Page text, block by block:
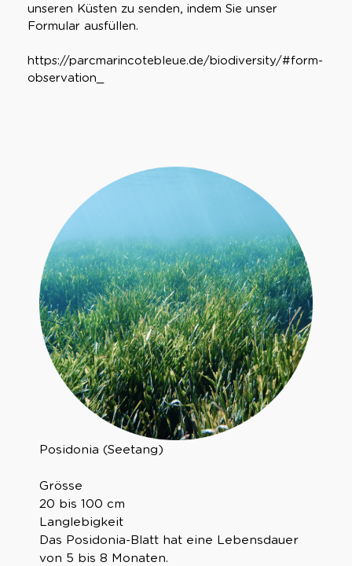
unseren Küsten zu senden, indem Sie unser
Formular ausfüllen.
https://parcmarincotebleue.de/biodiversity/#form-
observation_
Posidonia (Seetang)
Grösse
20 bis 100 cm
Langlebigkeit
Das Posidonia-Blatt hat eine Lebensdauer
von 5 bis 8 Monaten.